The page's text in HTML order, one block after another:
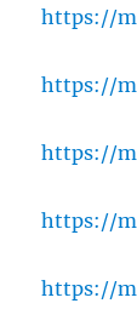
https://
https://
https://
https://
https://